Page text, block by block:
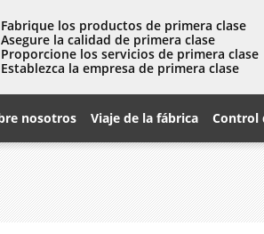
Fabrique los productos de primera clase
Asegure la calidad de primera clase
Proporcione los servicios de primera clase
Establezca la empresa de primera clase
nosotros Viaje de la fábrica Control